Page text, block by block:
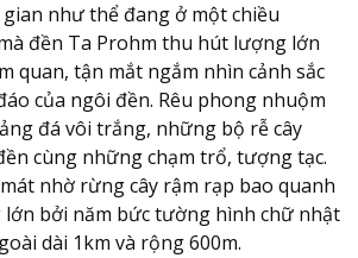
như thể đang ở một chiều
đền Ta Prohm thu hút lượng lớn
quan, tận mắt ngắm nhìn cảnh sắc
của ngôi đền. Rêu phong nhuộm
đá vôi trắng, những bộ rễ cây
cùng những chạm trổ, tượng tạc.
nhờ rừng cây rậm rạp bao quanh
bởi năm bức tường hình chữ nhật
dài 1km và rộng 600m.